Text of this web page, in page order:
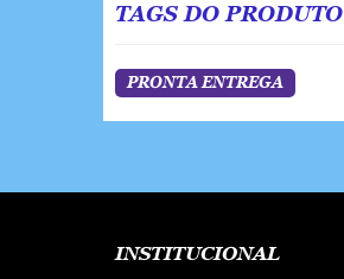
TAGS DO PRODUTO
PRONTA ENTREGA
INSTITUCIONAL